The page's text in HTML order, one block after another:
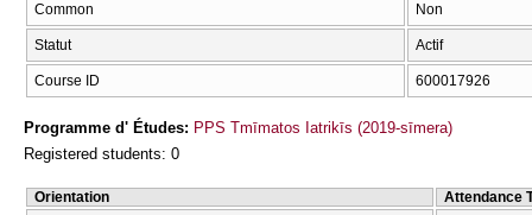
Common Non
Statut Actif
Course ID 600017926
Programme d' Études: PPS Tmīmatos Iatrikīs (2019-sīmera)
Registered students: 0
Orientation
Attendance